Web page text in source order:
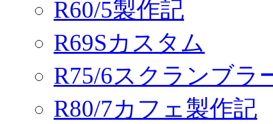
R60/5製作記
R69Sカスタム
R75/6スクランブラ
R80/7カフェ製作記